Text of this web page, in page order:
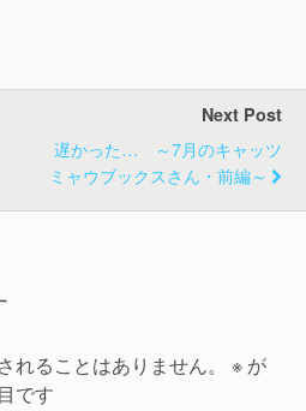
Next Post
遅かった… ～7月のキャッツ
ミャウブックスさん・前編～
れることはありません。 ※ が
です